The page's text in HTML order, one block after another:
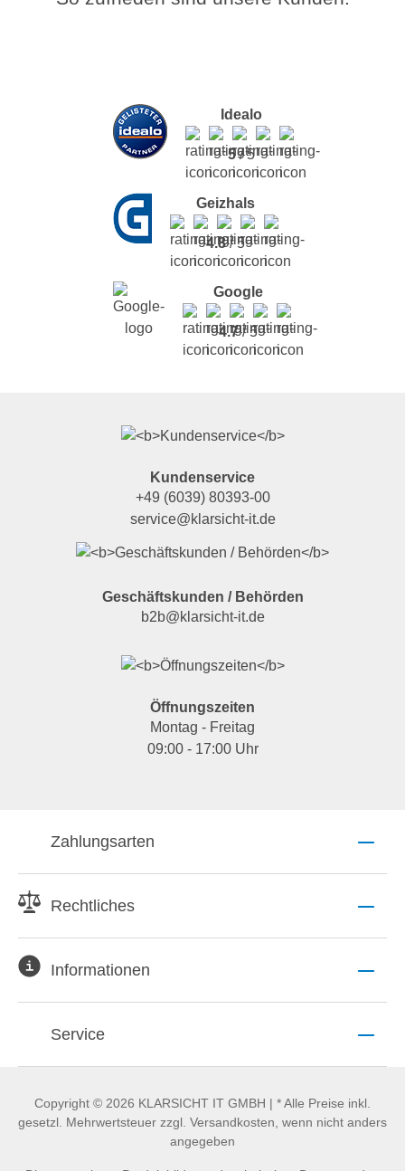
Idealo
5/ 5
Geizhals
4.8/ 5
Google
4.7/ 5
Kundenservice
+49 (6039) 80393-00
service@klarsicht-it.de
Geschäftskunden / Behörden
b2b@klarsicht-it.de
Öffnungszeiten
Montag - Freitag
09:00 - 17:00 Uhr
Zahlungsarten
Rechtliches
Informationen
Service
Copyright © 2026 KLARSICHT IT GMBH | * Alle Preise inkl.
gesetzl. Mehrwertsteuer zzgl. Versandkosten, wenn nicht anders
angegeben